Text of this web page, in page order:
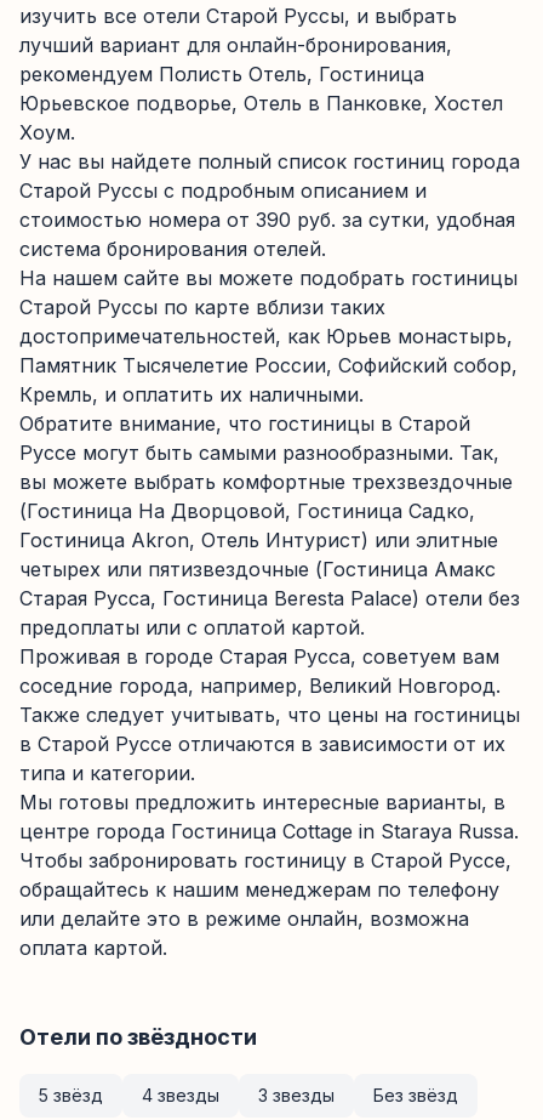
изучить все отели Старой Руссы, и выбрать
лучший вариант для онлайн-бронирования,
рекомендуем Полисть Отель, Гостиница
Юрьевское подворье, Отель в Панковке, Хостел
Хоум.
У нас вы найдете полный список гостиниц города
Старой Руссы с подробным описанием и
стоимостью номера от 390 руб. за сутки, удобная
система бронирования отелей.
На нашем сайте вы можете подобрать гостиницы
Старой Руссы по карте вблизи таких
достопримечательностей, как Юрьев монастырь,
Памятник Тысячелетие России, Софийский собор,
Кремль, и оплатить их наличными.
Обратите внимание, что гостиницы в Старой
Руссе могут быть самыми разнообразными. Так,
вы можете выбрать комфортные трехзвездочные
(Гостиница На Дворцовой, Гостиница Садко,
Гостиница Akron, Отель Интурист) или элитные
четырех или пятизвездочные (Гостиница Амакс
Старая Русса, Гостиница Beresta Palace) отели без
предоплаты или с оплатой картой.
Проживая в городе Старая Русса, советуем вам
соседние города, например, Великий Новгород.
Также следует учитывать, что цены на гостиницы
в Старой Руссе отличаются в зависимости от их
типа и категории.
Мы готовы предложить интересные варианты, в
центре города Гостиница Cottage in Staraya Russa.
Чтобы забронировать гостиницу в Старой Руссе,
обращайтесь к нашим менеджерам по телефону
или делайте это в режиме онлайн, возможна
оплата картой.
Отели по звёздности
5 звёзд 4 звезды 3 звезды Без звёзд